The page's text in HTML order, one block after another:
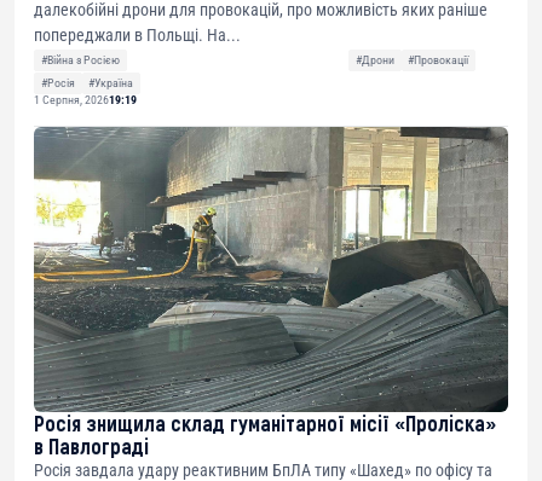
далекобійні дрони для провокацій, про можливість яких раніше
попереджали в Польщі. На...
#Війна з Росією #Дрони
#Провокації
#Росія
#Україна
1 Серпня, 202619:19
Росія знищила склад гуманітарної місії «Проліска»
в Павлограді
Росія завдала удару реактивним БпЛА типу «Шахед» по офісу та